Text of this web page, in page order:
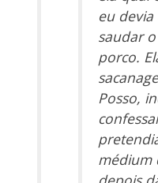
eu
saudar
porco.
Posso,
médium